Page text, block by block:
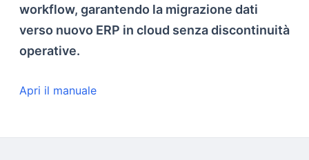
workflow, garantendo la migrazione dati
verso nuovo ERP in cloud senza discontinuità
operative.
Apri il manuale